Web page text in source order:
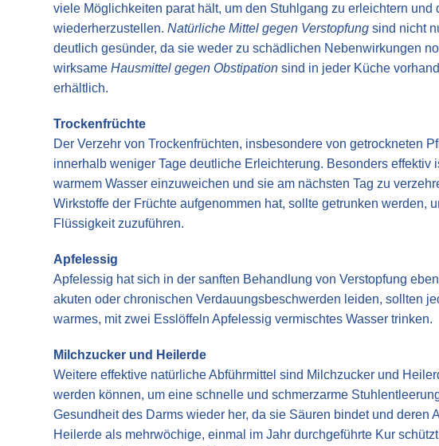
viele Möglichkeiten parat hält, um den Stuhlgang zu erleichtern und
wiederherzustellen. Natürliche Mittel gegen Verstopfung sind nicht
deutlich gesünder, da sie weder zu schädlichen Nebenwirkungen
wirksame Hausmittel gegen Obstipation sind in jeder Küche
erhältlich.
Trockenfrüchte
Der Verzehr von Trockenfrüchten, insbesondere von getrockneten
innerhalb weniger Tage deutliche Erleichterung. Besonders effektiv
warmem Wasser einzuweichen und sie am nächsten Tag zu
Wirkstoffe der Früchte aufgenommen hat, sollte getrunken werden,
Flüssigkeit zuzuführen.
Apfelessig
Apfelessig hat sich in der sanften Behandlung von Verstopfung
akuten oder chronischen Verdauungsbeschwerden leiden, sollten
warmes, mit zwei Esslöffeln Apfelessig vermischtes Wasser trinken.
Milchzucker und Heilerde
Weitere effektive natürliche Abführmittel sind Milchzucker und
werden können, um eine schnelle und schmerzarme
Gesundheit des Darms wieder her, da sie Säuren bindet und deren
Heilerde als mehrwöchige, einmal im Jahr durchgeführte Kur